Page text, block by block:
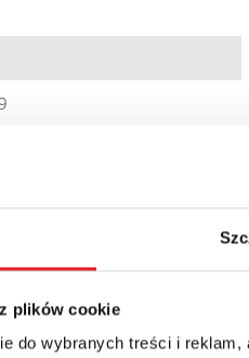
plików cookie
do wybranych treści i